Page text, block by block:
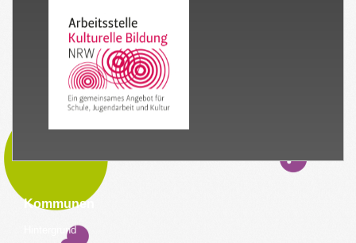
Kommunen
Hintergrund